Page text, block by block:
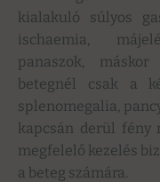
kialakuló súlyos
ischaemia,
panaszok,
betegnél csak a
splenomegalia,
kapcsán derül fény
megfelelő kezelés
a beteg számára.